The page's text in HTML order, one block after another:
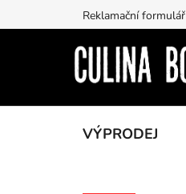
na
Reklamační formulář
VÝPRODEJ